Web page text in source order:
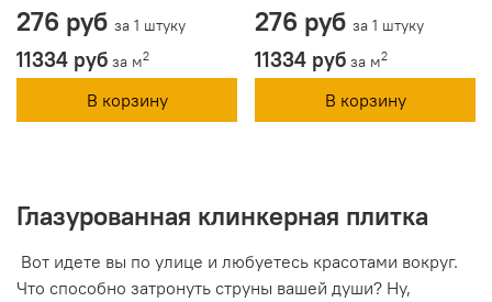
276 руб за 1 штуку
11334 руб за м2
В корзину
276 руб за 1 штуку
11334 руб за м2
В корзину
Глазурованная клинкерная плитка
Вот идете вы по улице и любуетесь красотами вокруг.
Что способно затронуть струны вашей души? Ну,